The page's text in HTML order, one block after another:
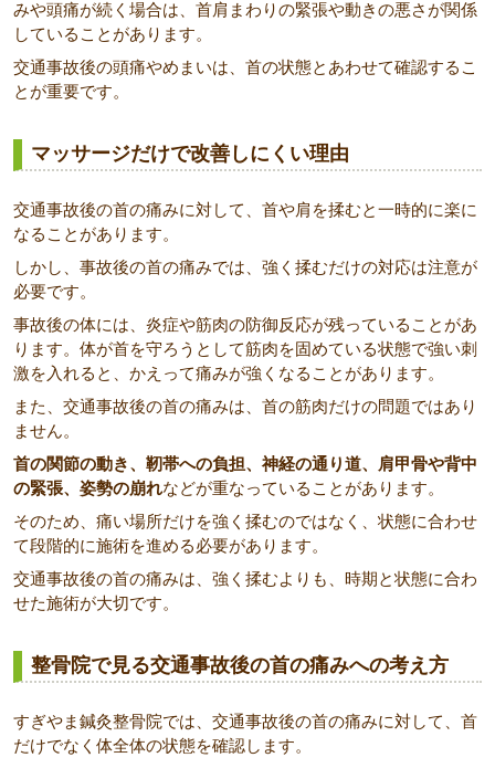
みや頭痛が続く場合は、首肩まわりの緊張や動きの悪さが関係
していることがあります。
交通事故後の頭痛やめまいは、首の状態とあわせて確認するこ
とが重要です。
マッサージだけで改善しにくい理由
交通事故後の首の痛みに対して、首や肩を揉むと一時的に楽に
なることがあります。
しかし、事故後の首の痛みでは、強く揉むだけの対応は注意が
必要です。
事故後の体には、炎症や筋肉の防御反応が残っていることがあ
ります。体が首を守ろうとして筋肉を固めている状態で強い刺
激を入れると、かえって痛みが強くなることがあります。
また、交通事故後の首の痛みは、首の筋肉だけの問題ではあり
ません。
首の関節の動き、靭帯への負担、神経の通り道、肩甲骨や背中
の緊張、姿勢の崩れなどが重なっていることがあります。
そのため、痛い場所だけを強く揉むのではなく、状態に合わせ
て段階的に施術を進める必要があります。
交通事故後の首の痛みは、強く揉むよりも、時期と状態に合わ
せた施術が大切です。
整骨院で見る交通事故後の首の痛みへの考え方
すぎやま鍼灸整骨院では、交通事故後の首の痛みに対して、首
だけでなく体全体の状態を確認します。